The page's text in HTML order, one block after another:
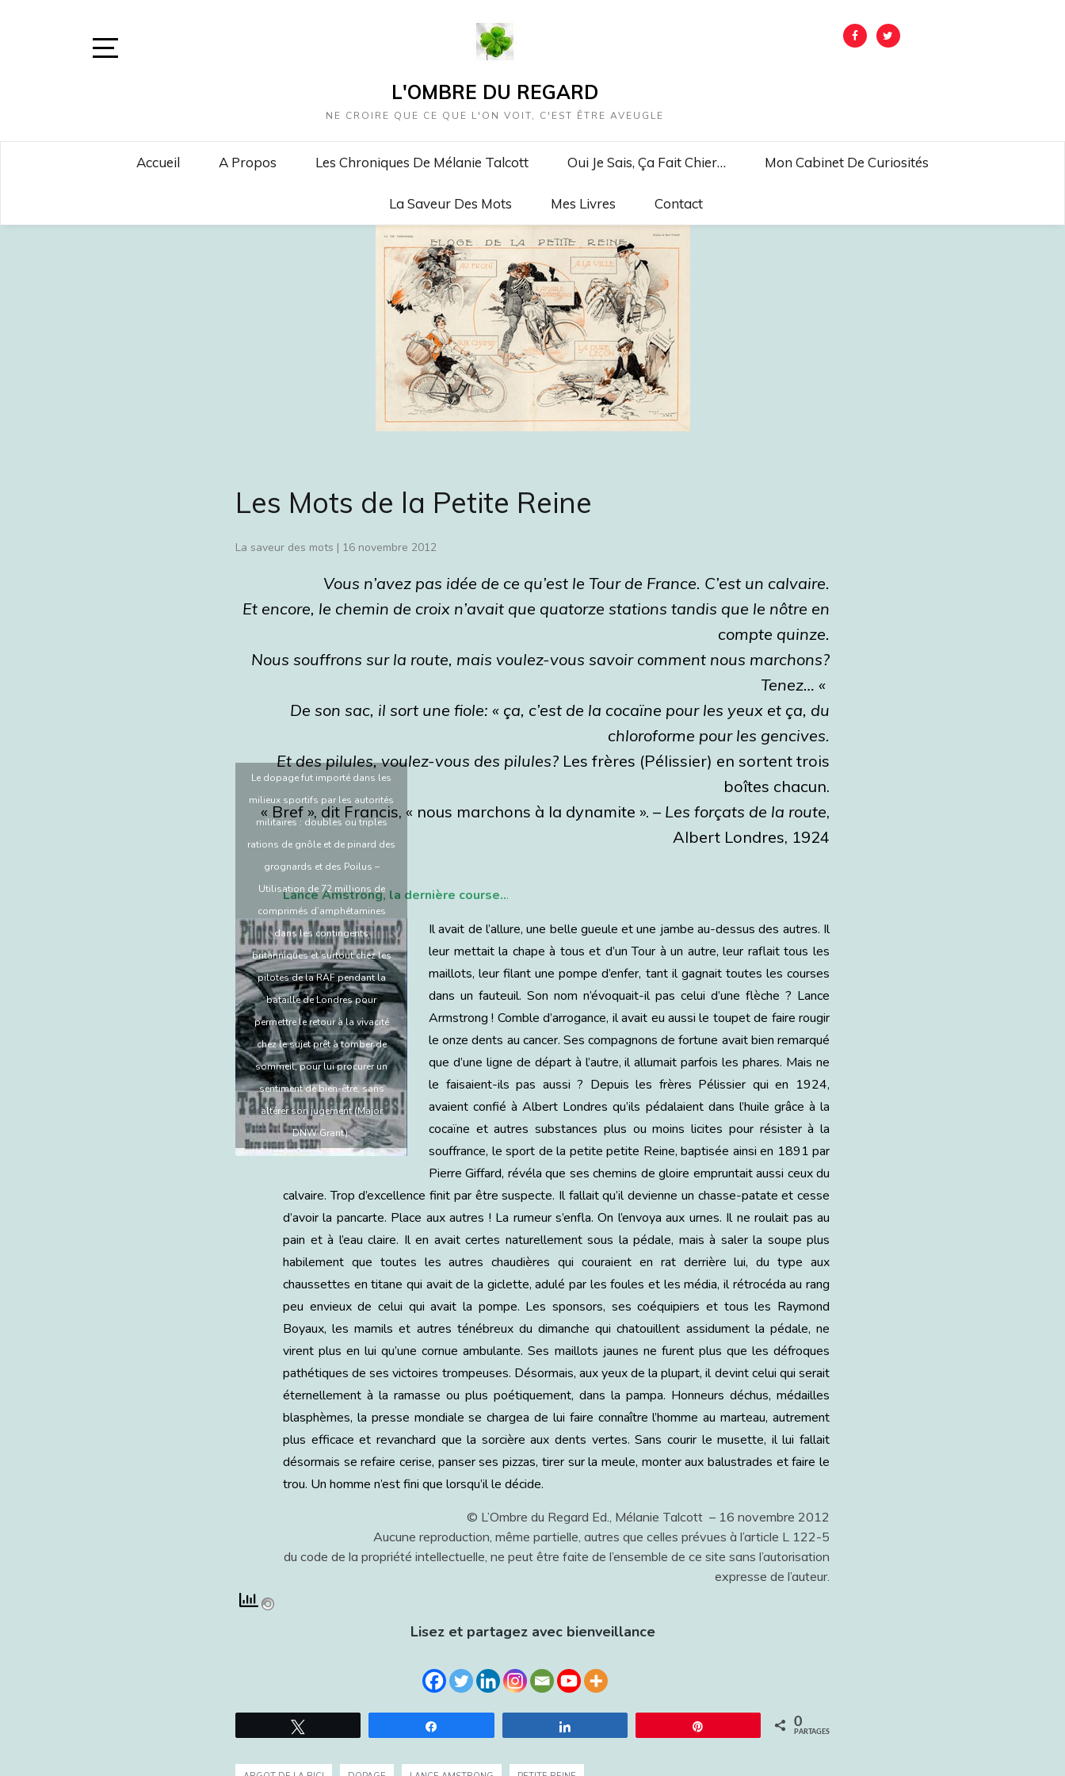
L'OMBRE DU REGARD
NE CROIRE QUE CE QUE L'ON VOIT, C'EST ÊTRE AVEUGLE
Accueil A Propos Les Chroniques De Mélanie Talcott Oui Je Sais, Ça Fait Chier… Mon Cabinet De Curiosités
La Saveur Des Mots Mes Livres Contact
Les Mots de la Petite Reine
La saveur des mots | 16 novembre 2012
Vous n’avez pas idée de ce qu’est le Tour de France. C’est un calvaire.
Et encore, le chemin de croix n’avait que quatorze stations tandis que le nôtre en
compte quinze.
Nous souffrons sur la route, mais voulez-vous savoir comment nous marchons?
Tenez… «
De son sac, il sort une fiole: « ça, c’est de la cocaïne pour les yeux et ça, du
chloroforme pour les gencives.
Et des pilules, voulez-vous des pilules? Les frères (Pélissier) en sortent trois
boîtes chacun.
« Bref », dit Francis, « nous marchons à la dynamite ». – Les forçats de la route,
Albert Londres, 1924
Lance Amstrong, la dernière course...
Le dopage fut importé dans les
milieux sportifs par les autorités
militaires : doubles ou triples
rations de gnôle et de pinard des
grognards et des Poilus –
Utilisation de 72 millions de
comprimés d’amphétamines
dans les contingents
britanniques et surtout chez les
pilotes de la RAF pendant la
bataille de Londres pour
permettre le retour à la vivacité
chez le sujet prêt à tomber de
sommeil, pour lui procurer un
sentiment de bien-être, sans
altérer son jugement (Major
DNW Grant).
Il avait de l’allure, une belle gueule et une jambe au-dessus des autres. Il
leur mettait la chape à tous et d’un Tour à un autre, leur raflait tous les
maillots, leur filant une pompe d’enfer, tant il gagnait toutes les courses
dans un fauteuil. Son nom n’évoquait-il pas celui d’une flèche ? Lance
Armstrong ! Comble d’arrogance, il avait eu aussi le toupet de faire rougir
le onze dents au cancer. Ses compagnons de fortune avait bien remarqué
que d’une ligne de départ à l’autre, il allumait parfois les phares. Mais ne
le faisaient-ils pas aussi ? Depuis les frères Pélissier qui en 1924,
avaient confié à Albert Londres qu’ils pédalaient dans l’huile grâce à la
cocaïne et autres substances plus ou moins licites pour résister à la
souffrance, le sport de la petite petite Reine, baptisée ainsi en 1891 par
Pierre Giffard, révéla que ses chemins de gloire empruntait aussi ceux du
calvaire. Trop d’excellence finit par être suspecte. Il fallait qu’il devienne un chasse-patate et cesse
d’avoir la pancarte. Place aux autres ! La rumeur s’enfla. On l’envoya aux urnes. Il ne roulait pas au
pain et à l’eau claire. Il en avait certes naturellement sous la pédale, mais à saler la soupe plus
habilement que toutes les autres chaudières qui couraient en rat derrière lui, du type aux
chaussettes en titane qui avait de la giclette, adulé par les foules et les média, il rétrocéda au rang
peu envieux de celui qui avait la pompe. Les sponsors, ses coéquipiers et tous les Raymond
Boyaux, les mamils et autres ténébreux du dimanche qui chatouillent assidument la pédale, ne
virent plus en lui qu’une cornue ambulante. Ses maillots jaunes ne furent plus que les défroques
pathétiques de ses victoires trompeuses. Désormais, aux yeux de la plupart, il devint celui qui serait
éternellement à la ramasse ou plus poétiquement, dans la pampa. Honneurs déchus, médailles
blasphèmes, la presse mondiale se chargea de lui faire connaître l’homme au marteau, autrement
plus efficace et revanchard que la sorcière aux dents vertes. Sans courir le musette, il lui fallait
désormais se refaire cerise, panser ses pizzas, tirer sur la meule, monter aux balustrades et faire le
trou. Un homme n’est fini que lorsqu’il le décide.
© L’Ombre du Regard Ed., Mélanie Talcott – 16 novembre 2012
Aucune reproduction, même partielle, autres que celles prévues à l’article L 122-5
du code de la propriété intellectuelle, ne peut être faite de l’ensemble de ce site sans l’autorisation
expresse de l’auteur.
Lisez et partagez avec bienveillance
0
PARTAGES